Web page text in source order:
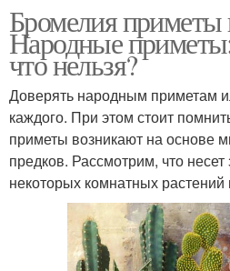
Бромелия приметы
Народные
что нельзя?
Доверять народным приметам
каждого. При этом стоит
приметы возникают на основе
предков. Рассмотрим, что
некоторых комнатных растений